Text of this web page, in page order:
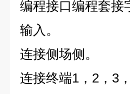
编程接口编程套接
输入。
连接侧场侧。
连接终端1，2，3，